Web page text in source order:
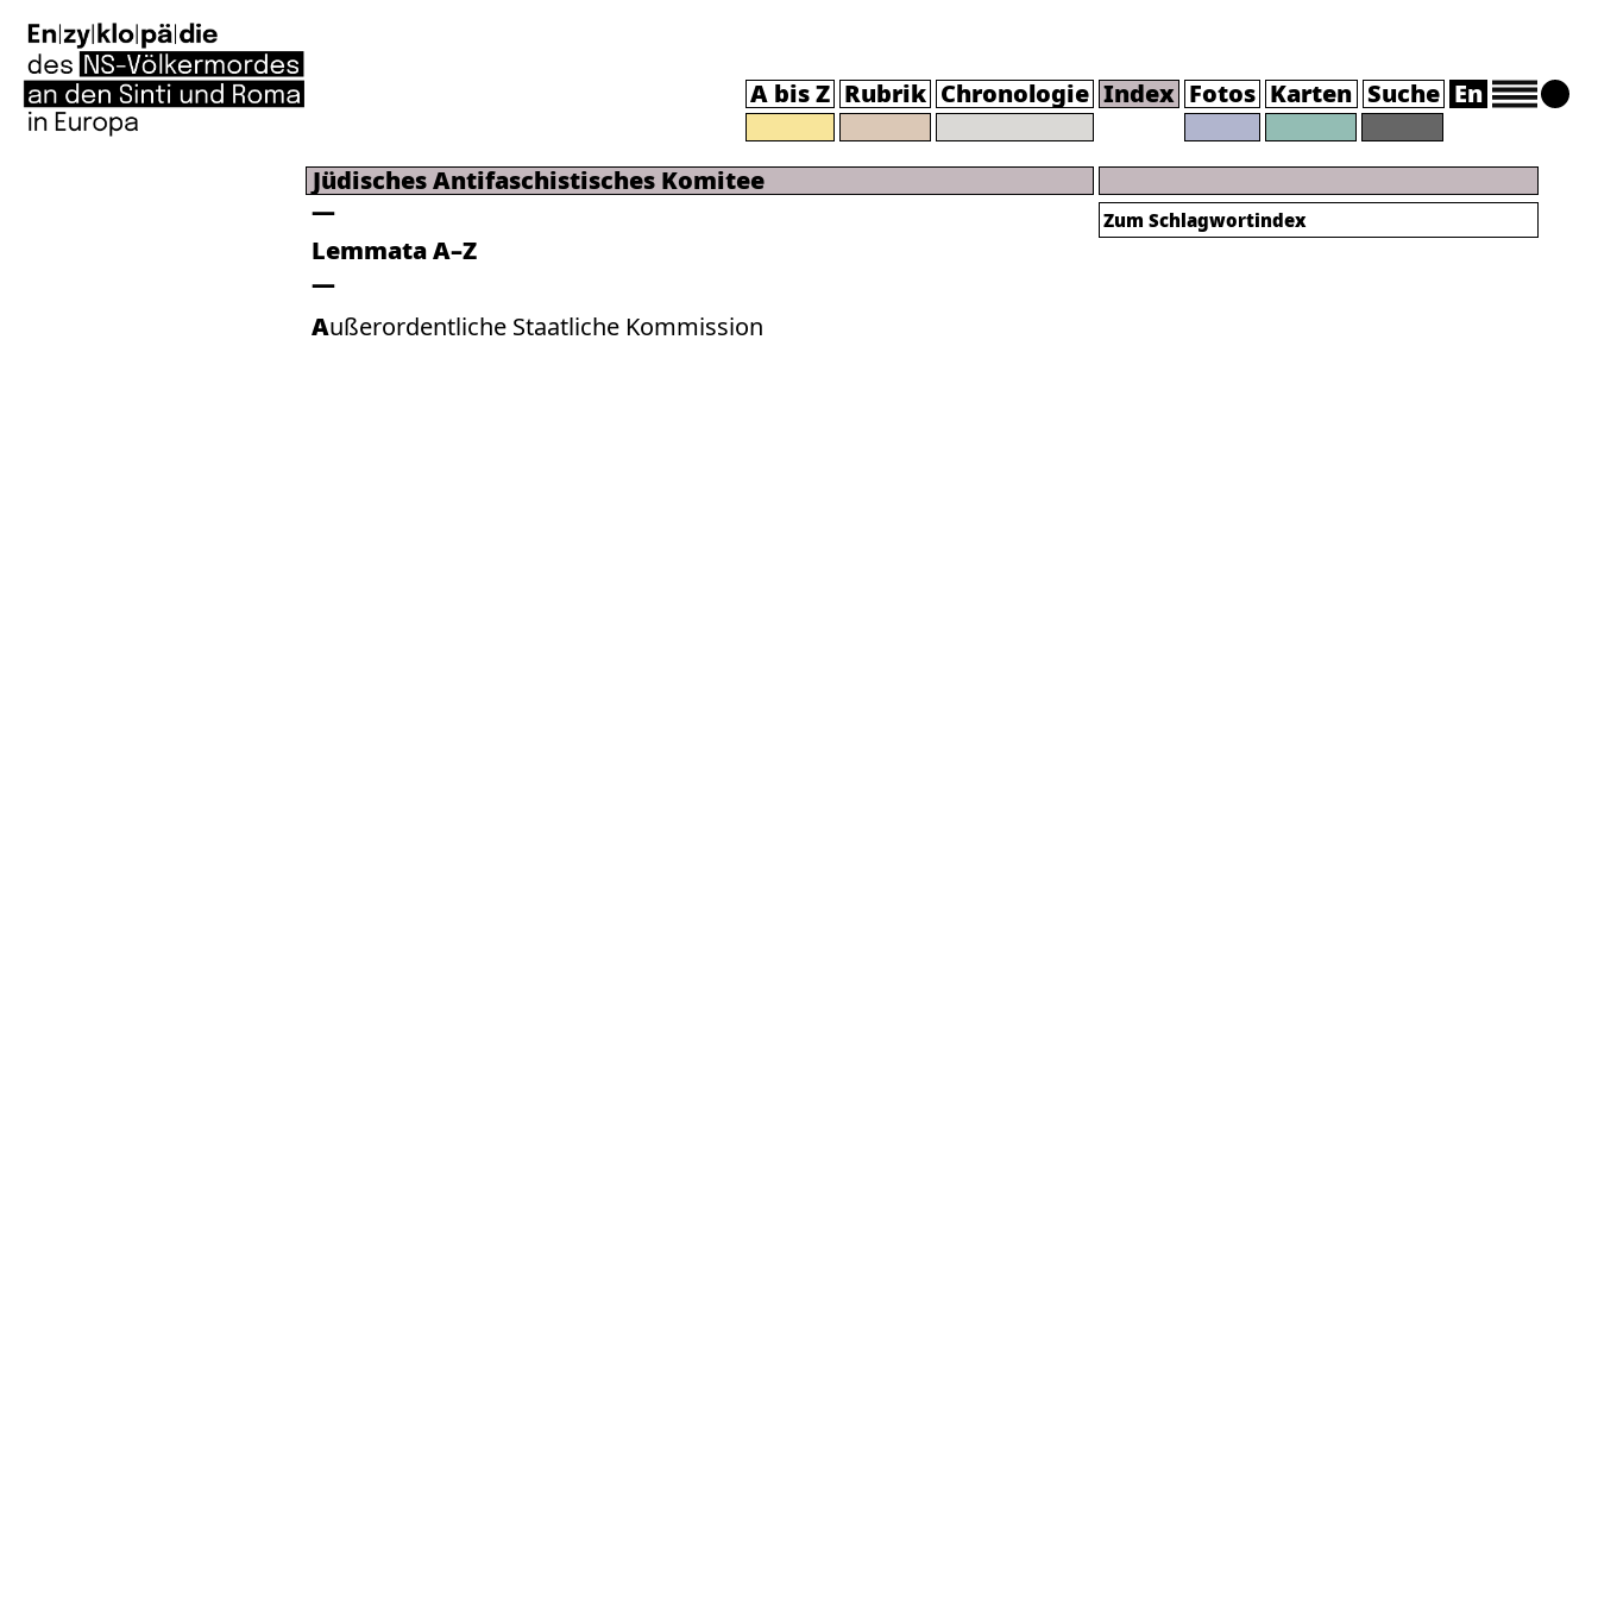
A bis Z Rubrik Chronologie Index Fotos Karten Suche En
Jüdisches Antifaschistisches Komitee
Lemmata A–Z
Außerordentliche Staatliche Kommission
Zum Schlagwortindex